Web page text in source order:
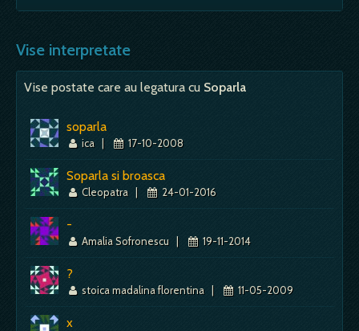
si succes imediat; - un vis cu scufundare in apa
Mai mult despre acest simbol:
vei primi o veste placuta; Mai multe la un loc -
intristare, nefericire; -…
Mai mult despre acest simbol: Dictionar de vise ~ Broasca
Vise interpretate
Vise postate care au legatura cu Soparla
soparla
ica | 17-10-2008
Soparla si broasca
Cleopatra | 24-01-2016
-
Amalia Sofronescu | 19-11-2014
?
stoica madalina florentina | 11-05-2009
x